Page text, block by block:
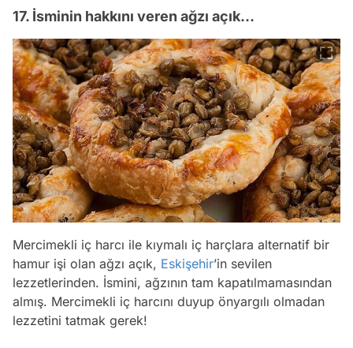
17. İsminin hakkını veren ağzı açık…
Mercimekli iç harcı ile kıymalı iç harçlara alternatif bir
hamur işi olan ağzı açık, Eskişehir’in sevilen
lezzetlerinden. İsmini, ağzının tam kapatılmamasından
almış. Mercimekli iç harcını duyup önyargılı olmadan
lezzetini tatmak gerek!